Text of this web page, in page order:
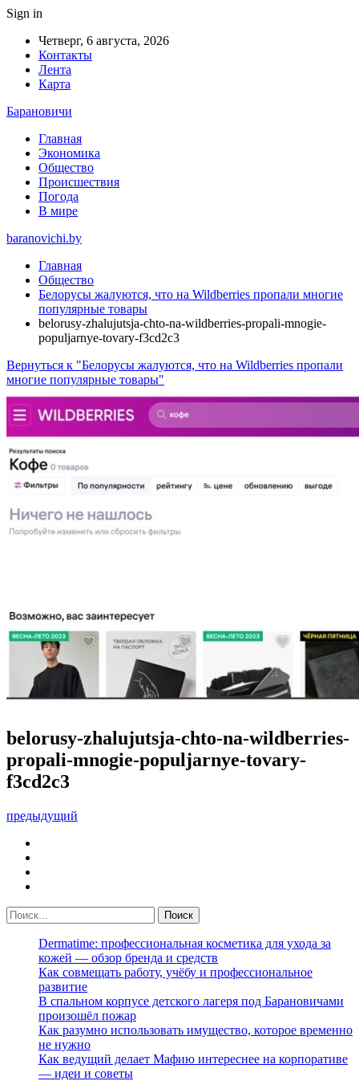
Sign in
Четверг, 6 августа, 2026
Контакты
Лента
Карта
Барановичи
Главная
Экономика
Общество
Происшествия
Погода
В мире
baranovichi.by
Главная
Общество
Белорусы жалуются, что на Wildberries пропали многие
популярные товары
belorusy-zhalujutsja-chto-na-wildberries-propali-mnogie-
populjarnye-tovary-f3cd2c3
Вернуться к "Белорусы жалуются, что на Wildberries пропали
многие популярные товары"
belorusy-zhalujutsja-chto-na-wildberries-
propali-mnogie-populjarnye-tovary-
f3cd2c3
предыдущий
Dermatime: профессиональная косметика для ухода за
кожей — обзор бренда и средств
Как совмещать работу, учёбу и профессиональное
развитие
В спальном корпусе детского лагеря под Барановичами
произошёл пожар
Как разумно использовать имущество, которое временно
не нужно
Как ведущий делает Мафию интереснее на корпоративе
— идеи и советы